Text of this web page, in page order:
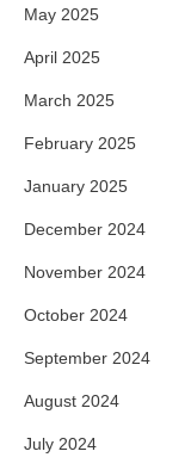
May 2025
April 2025
March 2025
February 2025
January 2025
December 2024
November 2024
October 2024
September 2024
August 2024
July 2024